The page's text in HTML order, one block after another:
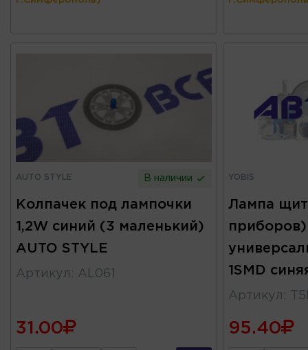
AUTO STYLE В наличии
Колпачек под лампочки
1,2W синий (3 маленький)
AUTO STYLE
Артикул : AL061
31.00
YOBIS
Лампа
приборов)
1SMD
Артикул :
95.40